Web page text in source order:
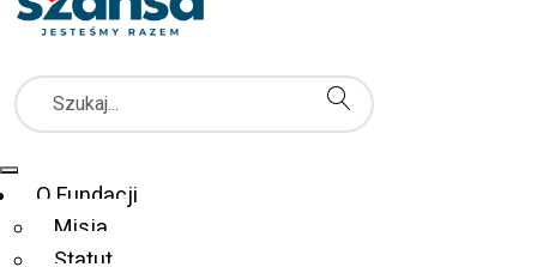
Szukaj
Menu Główne
O Fundacji
Misja
Statut